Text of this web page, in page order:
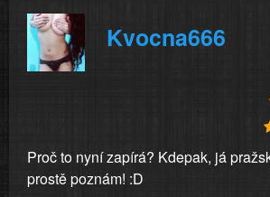
Kvocna666
Proč to nyní zapírá? Kdepak, já
prostě poznám! :D